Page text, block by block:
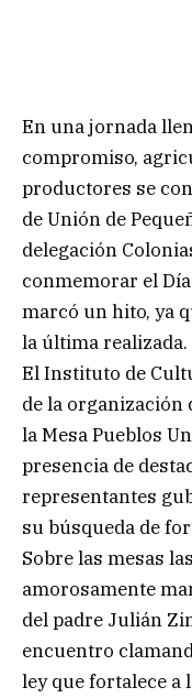
En una jornada
compromiso,
productores se
de Unión de
delegación
conmemorar el
marcó un hito, ya
la última realizada.
El Instituto de
de la organización
la Mesa Pueblos
presencia de
representantes
su búsqueda de
Sobre las mesas
amorosamente
del padre Julián
encuentro
ley que fortalece